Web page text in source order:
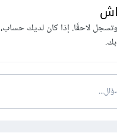
لاحقًا. إذا كان لديك حساب،